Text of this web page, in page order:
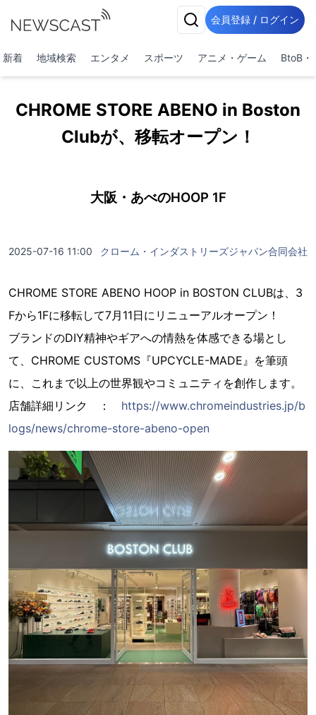
会員登録 / ログイン
新着 地域検索 エンタメ スポーツ アニメ・ゲーム BtoB・
CHROME STORE ABENO in Boston
Clubが、移転オープン！
大阪・あべのHOOP 1F
2025-07-16 11:00 クローム・インダストリーズジャパン合同会社
CHROME STORE ABENO HOOP in BOSTON CLUBは、3
Fから1Fに移転して7月11日にリニューアルオープン！
ブランドのDIY精神やギアへの情熱を体感できる場とし
て、CHROME CUSTOMS『UPCYCLE-MADE』を筆頭
に、これまで以上の世界観やコミュニティを創作します。
店舗詳細リンク ： https://www.chromeindustries.jp/b
logs/news/chrome-store-abeno-open